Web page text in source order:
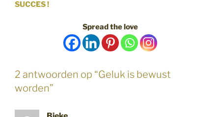
SUCCES !
Spread the love
2 antwoorden op “Geluk is bewust
worden”